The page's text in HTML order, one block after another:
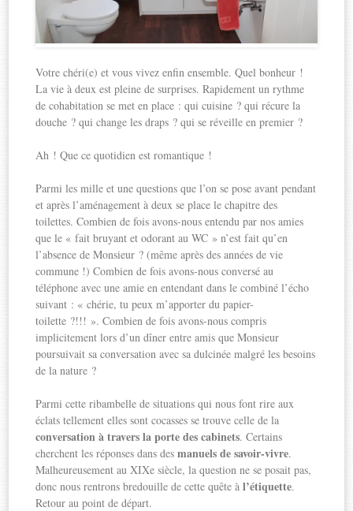
Votre chéri(e) et vous vivez enfin ensemble. Quel bonheur !
La vie à deux est pleine de surprises. Rapidement un rythme
de cohabitation se met en place : qui cuisine ? qui récure la
douche ? qui change les draps ? qui se réveille en premier ?
Ah ! Que ce quotidien est romantique !
Parmi les mille et une questions que l’on se pose avant pendant
et après l’aménagement à deux se place le chapitre des
toilettes. Combien de fois avons-nous entendu par nos amies
que le « fait bruyant et odorant au WC » n’est fait qu’en
l’absence de Monsieur ? (même après des années de vie
commune !) Combien de fois avons-nous conversé au
téléphone avec une amie en entendant dans le combiné l’écho
suivant : « chérie, tu peux m’apporter du papier-
toilette ?!!! ». Combien de fois avons-nous compris
implicitement lors d’un dîner entre amis que Monsieur
poursuivait sa conversation avec sa dulcinée malgré les besoins
de la nature ?
Parmi cette ribambelle de situations qui nous font rire aux
éclats tellement elles sont cocasses se trouve celle de la
conversation à travers la porte des cabinets. Certains
cherchent les réponses dans desmanuels de savoir-vivre.
Malheureusement au XIXe siècle, la question ne se posait pas,
donc nous rentrons bredouille de cette quête àl’étiquette.
Retour au point de départ.